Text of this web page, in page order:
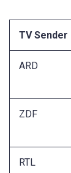
TV Sender
ARD
ZDF
RTL